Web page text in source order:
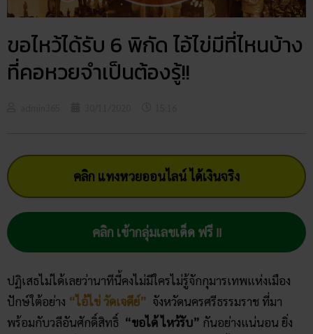
ขอไหว้ได้รับ 6 พิกัด ไอ้ไข่มีที่ไหนบ้าง
ที่คอหวยจำเป็นต้องรู้!!
คลิก แทงหวยออนไลน์ ได้เงินจริง
คลิก เข้ากลุ่มเลขเด็ด ฟรี !!
ปฏิเสธไม่ได้เลยว่านาทีนี้คงไม่มีใครไม่รู้จักกุมารเทพแห่งเมือง
ปักษ์ใต้อย่าง “ไอ้ไข่ วัดเจดีย์” จังหวัดนครศรีธรรมราช ที่มา
พร้อมกับวลีอันศักดิ์สิทธิ์ “ขอได้ ไหว้รับ” กันอย่างแน่นอน ยิ่ง